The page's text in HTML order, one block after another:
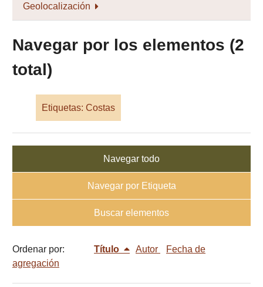
Geolocalización
Navegar por los elementos (2
total)
Etiquetas: Costas
Navegar todo
Navegar por Etiqueta
Buscar elementos
Ordenar por: Título Autor
Fecha de
agregación